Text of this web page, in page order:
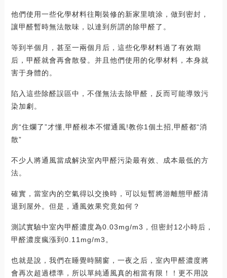
他們使用一些化學材料往剛裝修的新家里噴涂，做到密封，
讓甲醛暫時無法散味，以達到所謂的除甲醛了。
等到半個月，甚至一兩個月后，這些化學材料過了有效期
后，甲醛就會再會散發。并且他們使用的化學材料，本身就
害于身體的。
陷入這些除醛誤區中，不僅無法去除甲醛，反而可能導致污
染加劇。
房“住爛了”才懂,甲醛根本不懼通風!教你1個土招,甲醛都“消
散”
不少人將通風當成解決室內甲醛污染最有效、成本最低的方
法。
確實，當室內的空氣得以交換時，可以短暫將游離態甲醛清
退到屋外。但是，通風效果究竟如何？
測試實驗中室內甲醛濃度為0.03mg/m3，但密封12小時后，
甲醛濃度瘋漲到0.11mg/m3。
也就是說，我們在睡覺時關窗，一夜之后，室內甲醛濃度將
會再次超過標準，所以單純通風真的相當有限！！更不用說